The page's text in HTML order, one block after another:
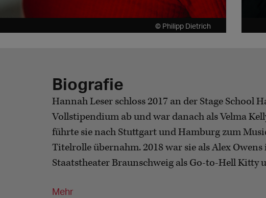
© Philipp Dietrich
Biografie
Hannah Leser schloss 2017 an der Stage
Vollstipendium ab und war danach als Velma
führte sie nach Stuttgart und Hamburg zum
Titelrolle übernahm. 2018 war sie als Alex
Staatstheater Braunschweig als Go-to-Hell Kitty
Mehr